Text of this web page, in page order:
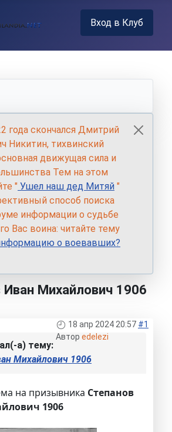
Вход в Клуб
года скончался Дмитрий
Никитин, тихвинский
движущая сила и
Тем на этом
" Ушел наш дед Митяй "
способ поиска
информации о судьбе
Вас воина: читайте тему
о воевавших?
Иван Михайлович 1906
18 апр 2024 20:57 #1
Автор edelezi
а) тему:
Михайлович 1906
на призывника Степанов
1906